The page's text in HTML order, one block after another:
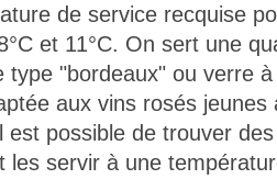
de service recquise
et 11°C. On sert une
type "bordeaux" ou verre
aux vins rosés jeunes
est possible de trouver
les servir à une